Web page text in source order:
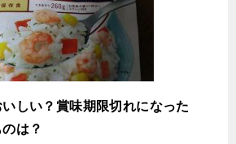
しい？賞味期限切れになった
は？